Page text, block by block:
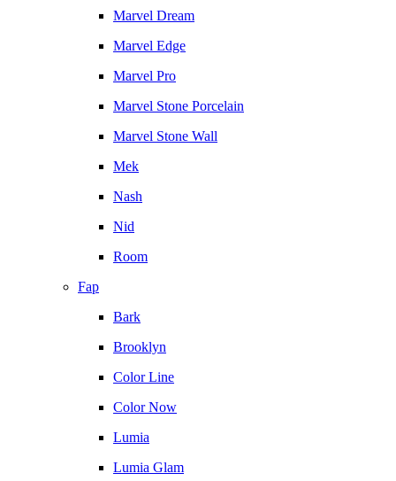
Marvel Dream
Marvel Edge
Marvel Pro
Marvel Stone Porcelain
Marvel Stone Wall
Mek
Nash
Nid
Room
Fap
Bark
Brooklyn
Color Line
Color Now
Lumia
Lumia Glam